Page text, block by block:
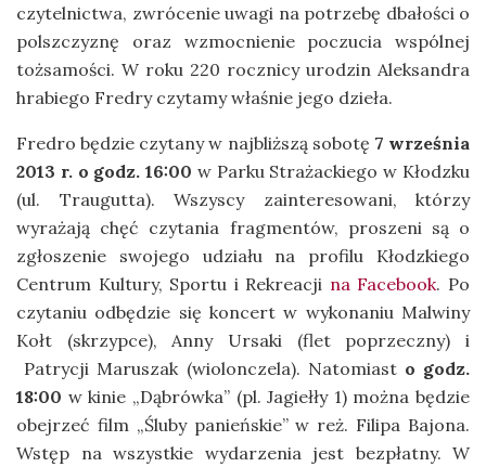
czytelnictwa, zwrócenie uwagi na potrzebę dbałości o
polszczyznę oraz wzmocnienie poczucia wspólnej
tożsamości. W roku 220 rocznicy urodzin Aleksandra
hrabiego Fredry czytamy właśnie jego dzieła.
Fredro będzie czytany w najbliższą sobotę 7 września
2013 r. o godz. 16:00 w Parku Strażackiego w Kłodzku
(ul. Traugutta). Wszyscy zainteresowani, którzy
wyrażają chęć czytania fragmentów, proszeni są o
zgłoszenie swojego udziału na profilu Kłodzkiego
Centrum Kultury, Sportu i Rekreacji na Facebook. Po
czytaniu odbędzie się koncert w wykonaniu Malwiny
Kołt (skrzypce), Anny Ursaki (flet poprzeczny) i
Patrycji Maruszak (wiolonczela). Natomiast o godz.
18:00 w kinie „Dąbrówka” (pl. Jagiełły 1) można będzie
obejrzeć film „Śluby panieńskie” w reż. Filipa Bajona.
Wstęp na wszystkie wydarzenia jest bezpłatny. W